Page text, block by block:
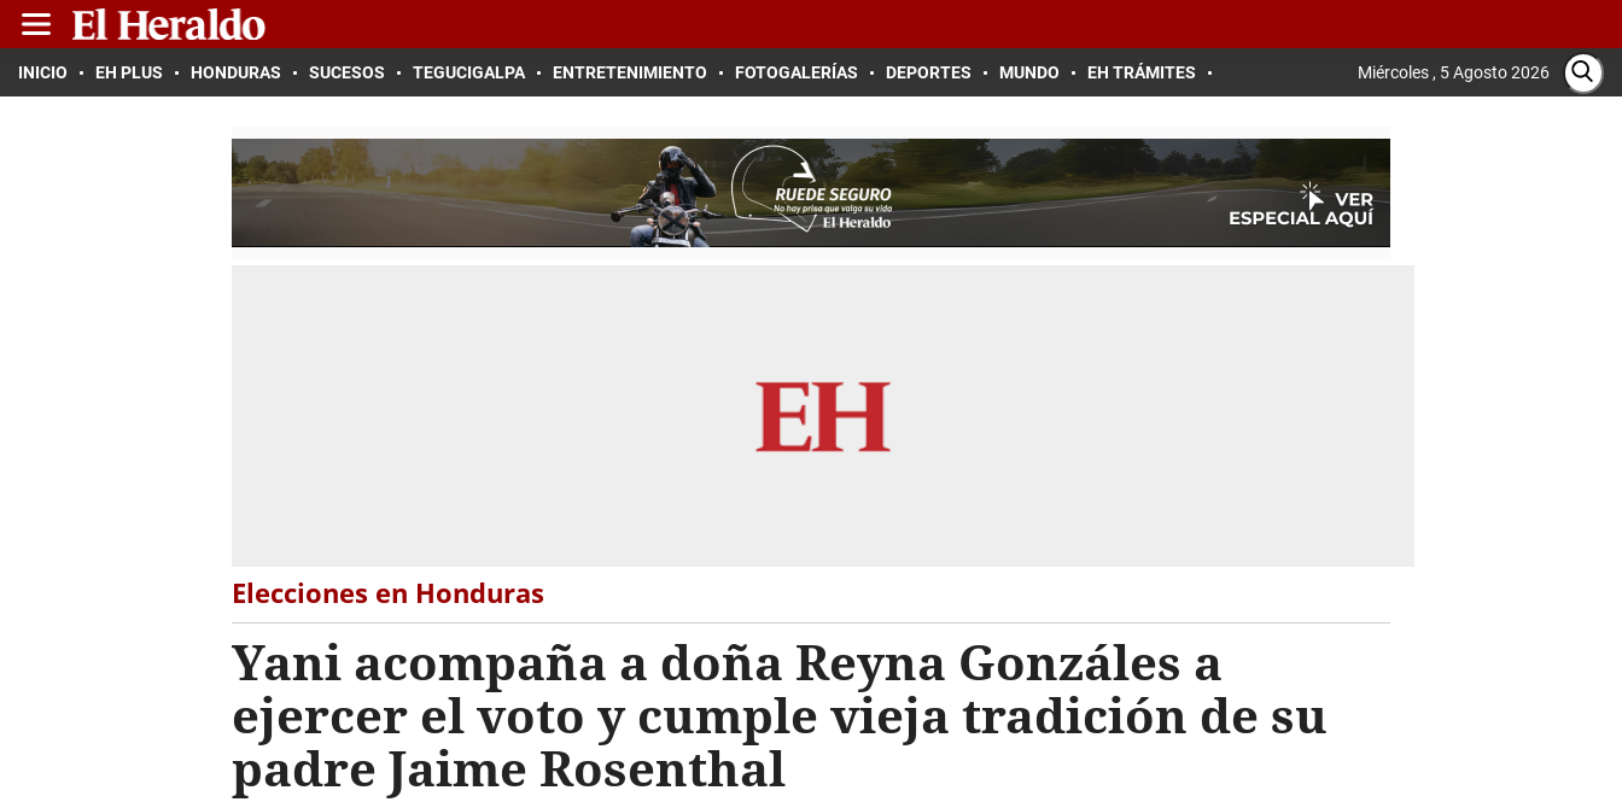
INICIO EH PLUS HONDURAS SUCESOS TEGUCIGALPA ENTRETENIMIENTO FOTOGALERÍAS DEPORTES MUNDO EH TRÁMITES Miércoles , 5 Agosto 2026
Elecciones en Honduras
Yani acompaña a doña Reyna Gonzáles a
ejercer el voto y cumple vieja tradición de su
padre Jaime Rosenthal